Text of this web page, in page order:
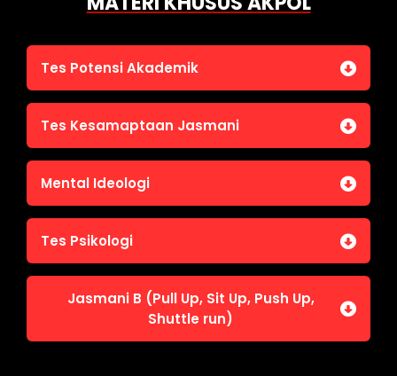
Tes Potensi Akademik
Bahasa Indonesia
Penalaran Numerik
Pengetahuan Umum (termasuk UU Kepolisian)
Tes Wawasan Kebangsaan
Tes Kesamaptaan Jasmani
Jasmani A (Lari 12 menit)
Mental Ideologi
Mental Ideologi
Tes Psikologi
Tes Kecerdasan
Tes Kecermatan
Tes Kepribadian
Jasmani B (Pull Up, Sit Up, Push Up,
Shuttle run)